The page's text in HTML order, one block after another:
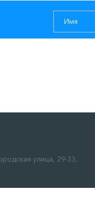
улица, 29-33,